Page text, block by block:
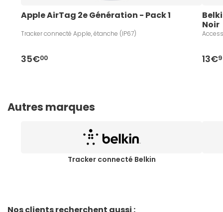
Apple AirTag 2e Génération - Pack 1
Tracker connecté Apple, étanche (IP67)
35€00
Noir
13€
Autres marques
Tracker connecté Belkin
Nos clients recherchent aussi :